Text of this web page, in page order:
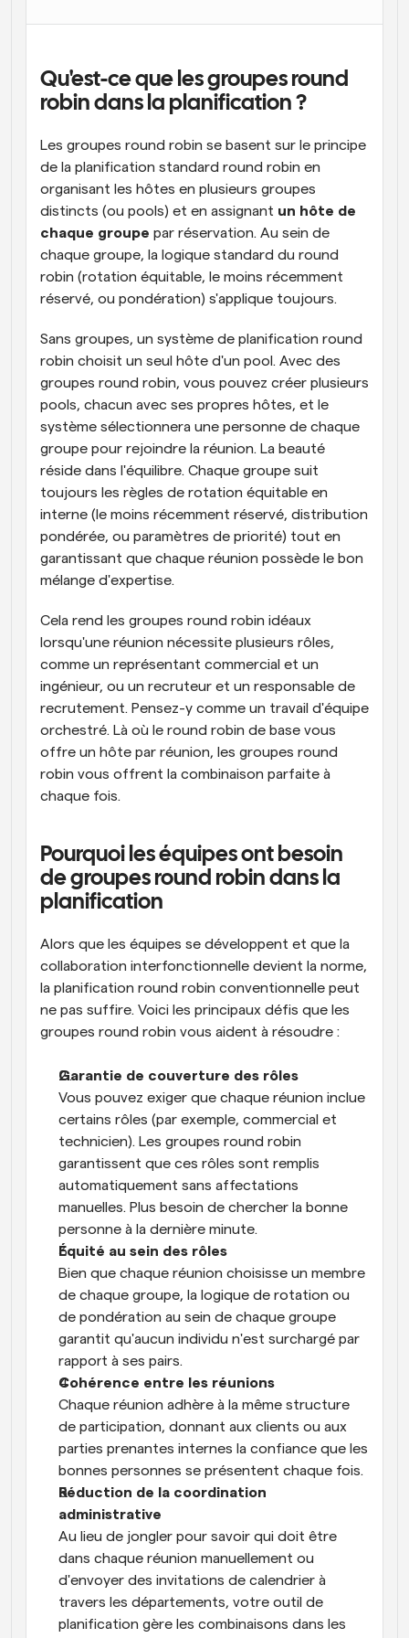
Qu'est-ce que les groupes round
robin dans la planification ?
Les groupes round robin se basent sur le principe
de la planification standard round robin en
organisant les hôtes en plusieurs groupes
distincts (ou pools) et en assignant un hôte de
chaque groupe par réservation. Au sein de
chaque groupe, la logique standard du round
robin (rotation équitable, le moins récemment
réservé, ou pondération) s'applique toujours.
Sans groupes, un système de planification round
robin choisit un seul hôte d'un pool. Avec des
groupes round robin, vous pouvez créer plusieurs
pools, chacun avec ses propres hôtes, et le
système sélectionnera une personne de chaque
groupe pour rejoindre la réunion. La beauté
réside dans l'équilibre. Chaque groupe suit
toujours les règles de rotation équitable en
interne (le moins récemment réservé, distribution
pondérée, ou paramètres de priorité) tout en
garantissant que chaque réunion possède le bon
mélange d'expertise.
Cela rend les groupes round robin idéaux
lorsqu'une réunion nécessite plusieurs rôles,
comme un représentant commercial et un
ingénieur, ou un recruteur et un responsable de
recrutement. Pensez-y comme un travail d'équipe
orchestré. Là où le round robin de base vous
offre un hôte par réunion, les groupes round
robin vous offrent la combinaison parfaite à
chaque fois.
Pourquoi les équipes ont besoin
de groupes round robin dans la
planification
Alors que les équipes se développent et que la
collaboration interfonctionnelle devient la norme,
la planification round robin conventionnelle peut
ne pas suffire. Voici les principaux défis que les
groupes round robin vous aident à résoudre :
Garantie de couverture des rôles
Vous pouvez exiger que chaque réunion inclue
certains rôles (par exemple, commercial et
technicien). Les groupes round robin
garantissent que ces rôles sont remplis
automatiquement sans affectations
manuelles. Plus besoin de chercher la bonne
personne à la dernière minute.
Équité au sein des rôles
Bien que chaque réunion choisisse un membre
de chaque groupe, la logique de rotation ou
de pondération au sein de chaque groupe
garantit qu'aucun individu n'est surchargé par
rapport à ses pairs.
Cohérence entre les réunions
Chaque réunion adhère à la même structure
de participation, donnant aux clients ou aux
parties prenantes internes la confiance que les
bonnes personnes se présentent chaque fois.
Réduction de la coordination
administrative
Au lieu de jongler pour savoir qui doit être
dans chaque réunion manuellement ou
d'envoyer des invitations de calendrier à
travers les départements, votre outil de
planification gère les combinaisons dans les